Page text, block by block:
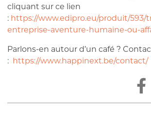
cliquant sur ce lien
: https://www.edipro.eu/produit/593/
entreprise-aventure-humaine-ou-
Parlons-en autour d’un café ?
: https://www.happinext.be/contact/